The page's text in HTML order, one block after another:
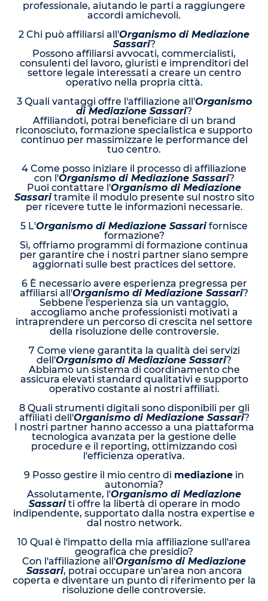
professionale, aiutando le parti a raggiungere
accordi amichevoli.
2 Chi può affiliarsi all'Organismo di Mediazione
Sassari?
Possono affiliarsi avvocati, commercialisti,
consulenti del lavoro, giuristi e imprenditori del
settore legale interessati a creare un centro
operativo nella propria città.
3 Quali vantaggi offre l'affiliazione all'Organismo
di Mediazione Sassari?
Affiliandoti, potrai beneficiare di un brand
riconosciuto, formazione specialistica e supporto
continuo per massimizzare le performance del
tuo centro.
4 Come posso iniziare il processo di affiliazione
con l'Organismo di Mediazione Sassari?
Puoi contattare l'Organismo di Mediazione
Sassaritramite il modulo presente sul nostro sito
per ricevere tutte le informazioni necessarie.
5 L'Organismo di Mediazione Sassarifornisce
formazione?
Sì, offriamo programmi di formazione continua
per garantire che i nostri partner siano sempre
aggiornati sulle best practices del settore.
6 È necessario avere esperienza pregressa per
affiliarsi all'Organismo di Mediazione Sassari?
Sebbene l'esperienza sia un vantaggio,
accogliamo anche professionisti motivati a
intraprendere un percorso di crescita nel settore
della risoluzione delle controversie.
7 Come viene garantita la qualità dei servizi
dell'Organismo di Mediazione Sassari?
Abbiamo un sistema di coordinamento che
assicura elevati standard qualitativi e supporto
operativo costante ai nostri affiliati.
8 Quali strumenti digitali sono disponibili per gli
affiliati dell'Organismo di Mediazione Sassari?
I nostri partner hanno accesso a una piattaforma
tecnologica avanzata per la gestione delle
procedure e il reporting, ottimizzando così
l'efficienza operativa.
9 Posso gestire il mio centro di mediazione in
autonomia?
Assolutamente, l'Organismo di Mediazione
Sassariti offre la libertà di operare in modo
indipendente, supportato dalla nostra expertise e
dal nostro network.
10 Qual è l'impatto della mia affiliazione sull'area
geografica che presidio?
Con l'affiliazione all'Organismo di Mediazione
Sassari, potrai occupare un'area non ancora
coperta e diventare un punto di riferimento per la
risoluzione delle controversie.